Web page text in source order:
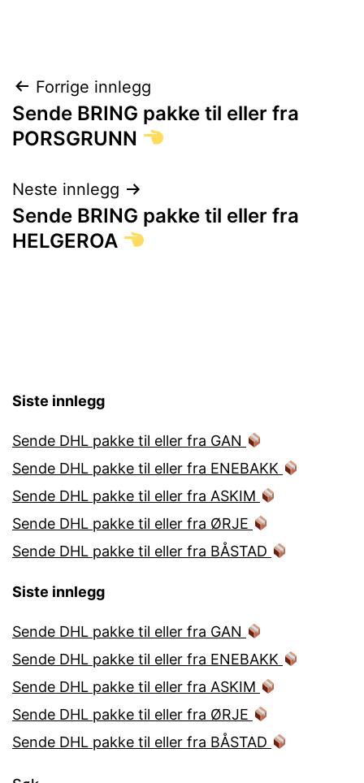
Innleggsnavigasjon
Forrige innlegg
Sende BRING pakke til eller fra
PORSGRUNN
Neste innlegg
Sende BRING pakke til eller fra
HELGEROA
Siste innlegg
Sende DHL pakke til eller fra GAN
Sende DHL pakke til eller fra ENEBAKK
Sende DHL pakke til eller fra ASKIM
Sende DHL pakke til eller fra ØRJE
Sende DHL pakke til eller fra BÅSTAD
Siste innlegg
Sende DHL pakke til eller fra GAN
Sende DHL pakke til eller fra ENEBAKK
Sende DHL pakke til eller fra ASKIM
Sende DHL pakke til eller fra ØRJE
Sende DHL pakke til eller fra BÅSTAD